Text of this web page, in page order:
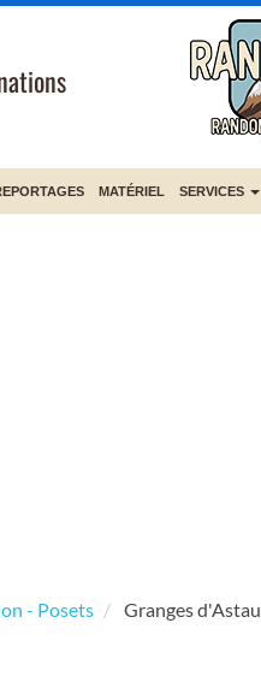
MATÉRIEL SERVICES
- Posets Granges d'Astau